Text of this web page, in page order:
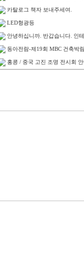
카탈로그 책자 보내주세여.
LED형광등
안녕하십니까. 반갑습니다. 인
동아전람-제19회 MBC 건축박
홍콩 / 중국 고진 조명 전시회